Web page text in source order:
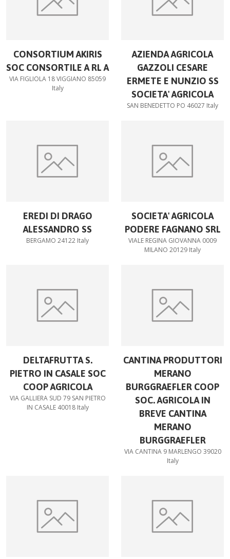
CONSORTIUM AKIRIS
SOC CONSORTILE A RL A
VIA FIGLIOLA 18 VIGGIANO 85059
Italy
AZIENDA AGRICOLA
GAZZOLI CESARE
ERMETE E NUNZIO SS
SOCIETA' AGRICOLA
SAN BENEDETTO PO 46027 Italy
EREDI DI DRAGO
ALESSANDRO SS
BERGAMO 24122 Italy
SOCIETA' AGRICOLA
PODERE FAGNANO SRL
VIALE REGINA GIOVANNA 0009
MILANO 20129 Italy
DELTAFRUTTA S.
PIETRO IN CASALE SOC
COOP AGRICOLA
VIA GALLIERA SUD 79 SAN PIETRO
IN CASALE 40018 Italy
CANTINA PRODUTTORI
MERANO
BURGGRAEFLER COOP
SOC. AGRICOLA IN
BREVE CANTINA
MERANO
BURGGRAEFLER
VIA CANTINA 9 MARLENGO 39020
Italy